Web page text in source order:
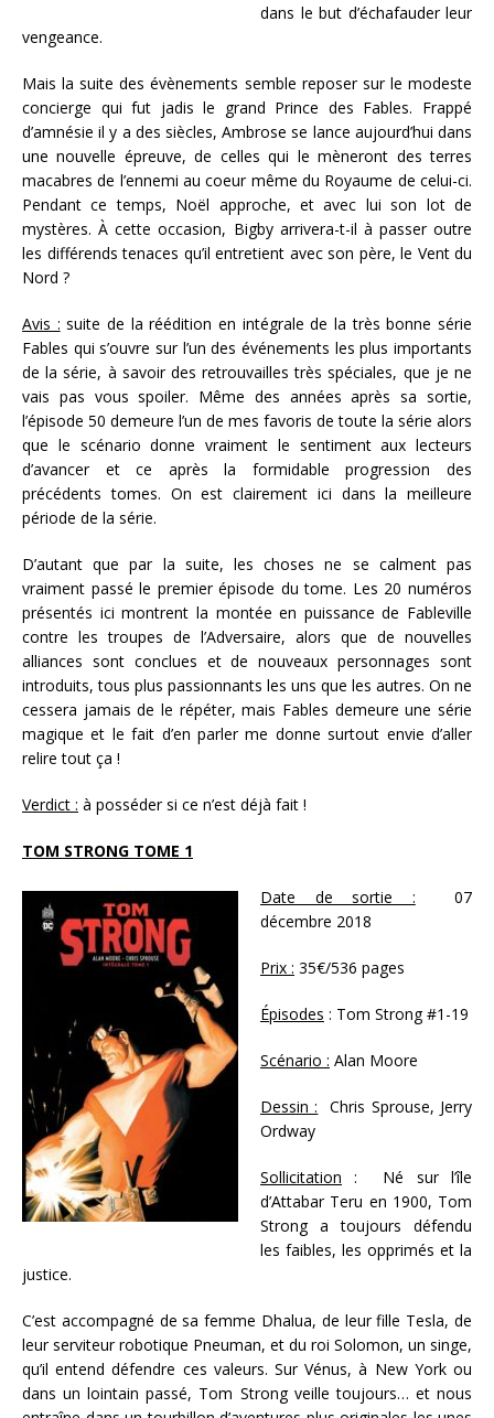
dans le but d’échafauder leur
vengeance.
Mais la suite des évènements semble reposer sur le modeste
concierge qui fut jadis le grand Prince des Fables. Frappé
d’amnésie il y a des siècles, Ambrose se lance aujourd’hui dans
une nouvelle épreuve, de celles qui le mèneront des terres
macabres de l’ennemi au coeur même du Royaume de celui-ci.
Pendant ce temps, Noël approche, et avec lui son lot de
mystères. À cette occasion, Bigby arrivera-t-il à passer outre
les différends tenaces qu’il entretient avec son père, le Vent du
Nord ?
Avis : suite de la réédition en intégrale de la très bonne série
Fables qui s’ouvre sur l’un des événements les plus importants
de la série, à savoir des retrouvailles très spéciales, que je ne
vais pas vous spoiler. Même des années après sa sortie,
l’épisode 50 demeure l’un de mes favoris de toute la série alors
que le scénario donne vraiment le sentiment aux lecteurs
d’avancer et ce après la formidable progression des
précédents tomes. On est clairement ici dans la meilleure
période de la série.
D’autant que par la suite, les choses ne se calment pas
vraiment passé le premier épisode du tome. Les 20 numéros
présentés ici montrent la montée en puissance de Fableville
contre les troupes de l’Adversaire, alors que de nouvelles
alliances sont conclues et de nouveaux personnages sont
introduits, tous plus passionnants les uns que les autres. On ne
cessera jamais de le répéter, mais Fables demeure une série
magique et le fait d’en parler me donne surtout envie d’aller
relire tout ça !
Verdict : à posséder si ce n’est déjà fait !
TOM STRONG TOME 1
Date de sortie : 07
décembre 2018
Prix : 35€/536 pages
Épisodes : Tom Strong #1-19
Scénario : Alan Moore
Dessin : Chris Sprouse, Jerry
Ordway
Sollicitation : Né sur l’île
d’Attabar Teru en 1900, Tom
Strong a toujours défendu
les faibles, les opprimés et la
justice.
C’est accompagné de sa femme Dhalua, de leur fille Tesla, de
leur serviteur robotique Pneuman, et du roi Solomon, un singe,
qu’il entend défendre ces valeurs. Sur Vénus, à New York ou
dans un lointain passé, Tom Strong veille toujours… et nous